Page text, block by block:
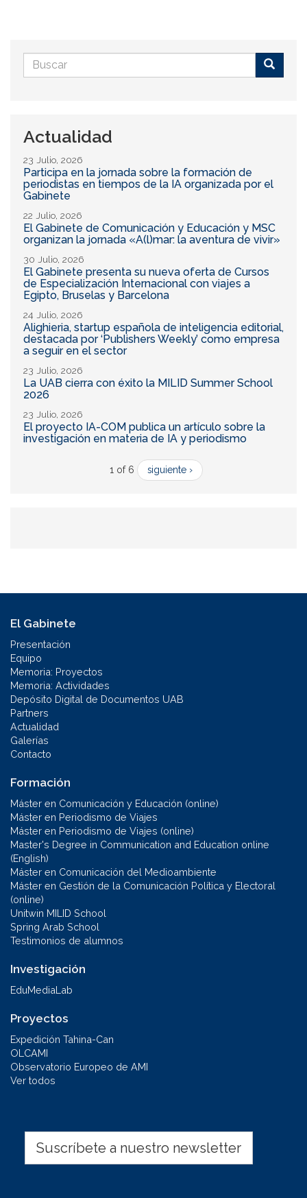
Formulario
de
Actualidad
23 Julio, 2026
Participa en la jornada sobre la formación de
periodistas en tiempos de la IA organizada por el
Gabinete
22 Julio, 2026
El Gabinete de Comunicación y Educación y MSC
organizan la jornada «A(l)mar: la aventura de vivir»
30 Julio, 2026
El Gabinete presenta su nueva oferta de Cursos
de Especialización Internacional con viajes a
Egipto, Bruselas y Barcelona
24 Julio, 2026
Alighieria, startup española de inteligencia editorial,
destacada por ‘Publishers Weekly’ como empresa
a seguir en el sector
23 Julio, 2026
La UAB cierra con éxito la MILID Summer School
2026
23 Julio, 2026
El proyecto IA-COM publica un artículo sobre la
investigación en materia de IA y periodismo
1 of 6 siguiente ›
El Gabinete
Presentación
Equipo
Memoria: Proyectos
Memoria: Actividades
Depósito Digital de Documentos UAB
Partners
Actualidad
Galerías
Contacto
Formación
Máster en Comunicación y Educación (online)
Máster en Periodismo de Viajes
Máster en Periodismo de Viajes (online)
Master's Degree in Communication and Education online
(English)
Máster en Comunicación del Medioambiente
Máster en Gestión de la Comunicación Política y Electoral
(online)
Unitwin MILID School
Spring Arab School
Testimonios de alumnos
Investigación
EduMediaLab
Proyectos
Expedición Tahina-Can
OLCAMI
Observatorio Europeo de AMI
Ver todos
Suscríbete a nuestro newsletter